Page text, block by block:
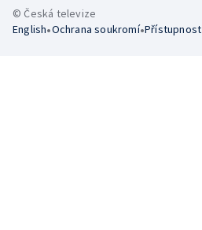
© Česká televize
English•Ochrana soukromí•Přístupnost